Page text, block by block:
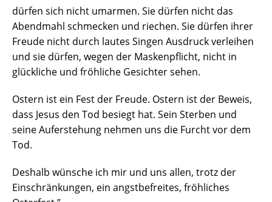
dürfen sich nicht umarmen. Sie dürfen nicht das
Abendmahl schmecken und riechen. Sie dürfen ihrer
Freude nicht durch lautes Singen Ausdruck verleihen
und sie dürfen, wegen der Maskenpflicht, nicht in
glückliche und fröhliche Gesichter sehen.
Ostern ist ein Fest der Freude. Ostern ist der Beweis,
dass Jesus den Tod besiegt hat. Sein Sterben und
seine Auferstehung nehmen uns die Furcht vor dem
Tod.
Deshalb wünsche ich mir und uns allen, trotz der
Einschränkungen, ein angstbefreites, fröhliches